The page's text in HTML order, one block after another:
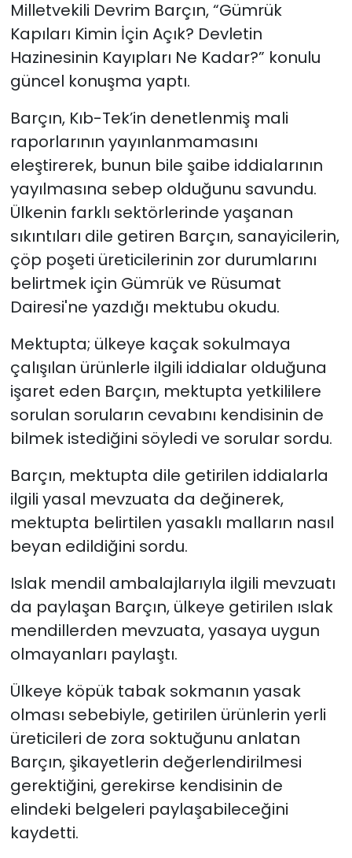
Milletvekili Devrim Barçın, “Gümrük
Kapıları Kimin İçin Açık? Devletin
Hazinesinin Kayıpları Ne Kadar?” konulu
güncel konuşma yaptı.
Barçın, Kıb-Tek’in denetlenmiş mali
raporlarının yayınlanmamasını
eleştirerek, bunun bile şaibe iddialarının
yayılmasına sebep olduğunu savundu.
Ülkenin farklı sektörlerinde yaşanan
sıkıntıları dile getiren Barçın, sanayicilerin,
çöp poşeti üreticilerinin zor durumlarını
belirtmek için Gümrük ve Rüsumat
Dairesi'ne yazdığı mektubu okudu.
Mektupta; ülkeye kaçak sokulmaya
çalışılan ürünlerle ilgili iddialar olduğuna
işaret eden Barçın, mektupta yetkililere
sorulan soruların cevabını kendisinin de
bilmek istediğini söyledi ve sorular sordu.
Barçın, mektupta dile getirilen iddialarla
ilgili yasal mevzuata da değinerek,
mektupta belirtilen yasaklı malların nasıl
beyan edildiğini sordu.
Islak mendil ambalajlarıyla ilgili mevzuatı
da paylaşan Barçın, ülkeye getirilen ıslak
mendillerden mevzuata, yasaya uygun
olmayanları paylaştı.
Ülkeye köpük tabak sokmanın yasak
olması sebebiyle, getirilen ürünlerin yerli
üreticileri de zora soktuğunu anlatan
Barçın, şikayetlerin değerlendirilmesi
gerektiğini, gerekirse kendisinin de
elindeki belgeleri paylaşabileceğini
kaydetti.